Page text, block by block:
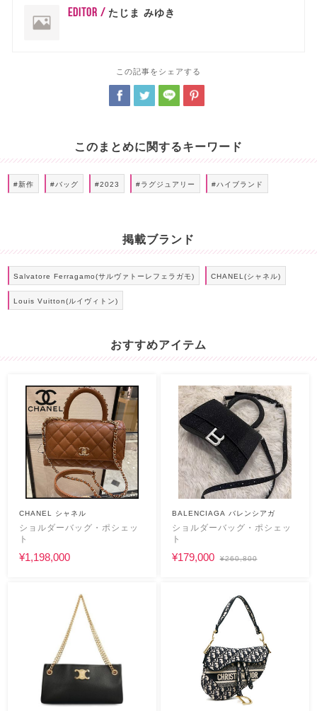
EDITOR / たじま みゆき
この記事をシェアする
このまとめに関するキーワード
#新作 #バッグ #2023 #ラグジュアリー #ハイブランド
掲載ブランド
Salvatore Ferragamo(サルヴァトーレフェラガモ) CHANEL(シャネル)
Louis Vuitton(ルイヴィトン)
おすすめアイテム
CHANEL シャネル
ショルダーバッグ・ポシェッ
ト
¥1,198,000
BALENCIAGA バレンシアガ
ショルダーバッグ・ポシェッ
ト
¥179,000 ¥260,800